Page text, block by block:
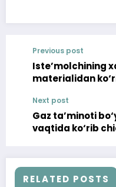
Previous post
Iste’molchining
materialidan
Next post
Gaz ta’minoti
vaqtida ko‘rib
RELATED POSTS